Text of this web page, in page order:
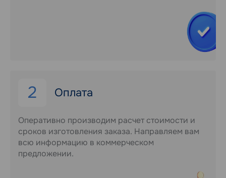
2 Оплата
Оперативно производим расчет стоимости и
сроков изготовления заказа. Направляем вам
всю информацию в коммерческом
предложении.